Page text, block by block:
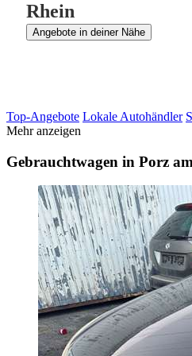
Rhein
Angebote in deiner Nähe
Top-Angebote Lokale Autohändler
Mehr anzeigen
Gebrauchtwagen in Porz